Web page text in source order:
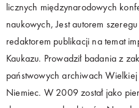
licznych międzynarodowych
naukowych, Jest autorem
redaktorem publikacji na temat
Kaukazu. Prowadził badania z
państwowych archiwach
Niemiec. W 2009 został jako